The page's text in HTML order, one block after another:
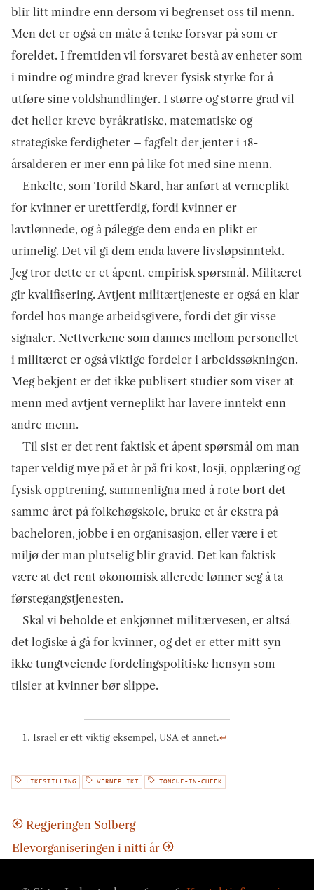
blir litt mindre enn dersom vi begrenset oss til menn.
Men det er også en måte å tenke forsvar på som er
foreldet. I fremtiden vil forsvaret bestå av enheter som
i mindre og mindre grad krever fysisk styrke for å
utføre sine voldshandlinger. I større og større grad vil
det heller kreve byråkratiske, matematiske og
strategiske ferdigheter – fagfelt der jenter i 18-
årsalderen er mer enn på like fot med sine menn.
Enkelte, som Torild Skard, har anført at verneplikt
for kvinner er urettferdig, fordi kvinner er
lavtlønnede, og å pålegge dem enda en plikt er
urimelig. Det vil gi dem enda lavere livsløpsinntekt.
Jeg tror dette er et åpent, empirisk spørsmål. Militæret
gir kvalifisering. Avtjent militærtjeneste er også en klar
fordel hos mange arbeidsgivere, fordi det gir visse
signaler. Nettverkene som dannes mellom personellet
i militæret er også viktige fordeler i arbeidssøkningen.
Meg bekjent er det ikke publisert studier som viser at
menn med avtjent verneplikt har lavere inntekt enn
andre menn.
Til sist er det rent faktisk et åpent spørsmål om man
taper veldig mye på et år på fri kost, losji, opplæring og
fysisk opptrening, sammenligna med å rote bort det
samme året på folkehøgskole, bruke et år ekstra på
bacheloren, jobbe i en organisasjon, eller være i et
miljø der man plutselig blir gravid. Det kan faktisk
være at det rent økonomisk allerede lønner seg å ta
førstegangstjenesten.
Skal vi beholde et enkjønnet militærvesen, er altså
det logiske å gå for kvinner, og det er etter mitt syn
ikke tungtveiende fordelingspolitiske hensyn som
tilsier at kvinner bør slippe.
Israel er ett viktig eksempel, USA et annet.↩
LIKESTILLING VERNEPLIKT TONGUE-IN-CHEEK
Regjeringen Solberg
Elevorganiseringen i nitti år